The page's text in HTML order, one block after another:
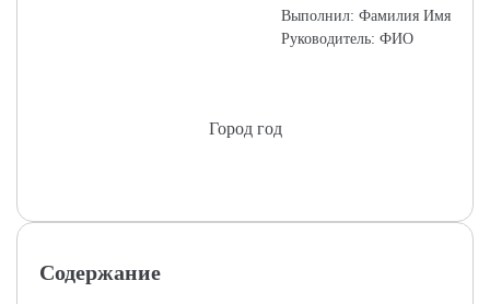
Выполнил: Фамилия Имя
Руководитель: ФИО
Город год
Содержание